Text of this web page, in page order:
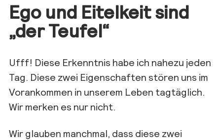
Ego und Eitelkeit sind
„der Teufel“
Ufff! Diese Erkenntnis habe ich nahezu jeden
Tag. Diese zwei Eigenschaften stören uns im
Vorankommen in unserem Leben tagtäglich.
Wir merken es nur nicht.
Wir glauben manchmal, dass diese zwei